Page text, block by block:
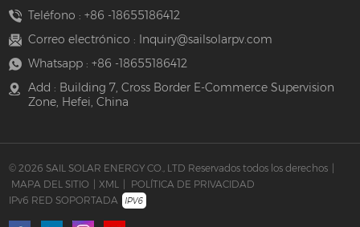
Teléfono : +86 -18655186412
Correo electrónico :
Inquiry@sailsolarpv.com
Whatsapp : +86 -18655186412
Add : Building 7, Cross Border E-Commerce Supervision
Zone, Hefei, China
© 2026 SAIL SOLAR ENERGY CO., LTD Reservados todos los derechos |
MAPA DEL SITIO | XML | POLÍTICA DE PRIVACIDAD
IPv6 RED SOPORTADA